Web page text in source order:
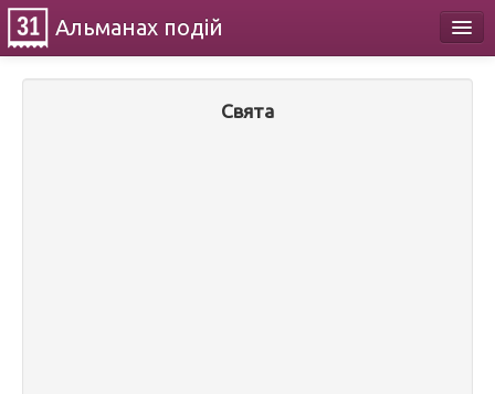
Альманах подій
Свята